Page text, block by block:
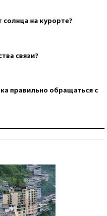
солнца на курорте?
связи?
правильно обращаться с